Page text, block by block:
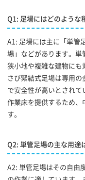
Q1: 足場にはどのような
A1: 足場には主に「単管
場」などがあります。単
狭小地や複雑な建物にも
さび緊結式足場は専用
で安全性が高いとされて
作業床を提供するため、
す。
Q2: 単管足場の主な用途
A2: 単管足場はその自由